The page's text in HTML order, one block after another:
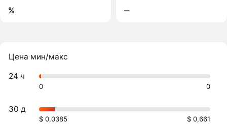
%
‒
Цена мин/макс
24 ч
0 0
30 д
$ 0,0385 $ 0,661